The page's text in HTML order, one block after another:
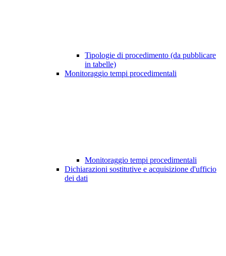
Tipologie di procedimento (da pubblicare
in tabelle)
Monitoraggio tempi procedimentali
Monitoraggio tempi procedimentali
Dichiarazioni sostitutive e acquisizione d'ufficio
dei dati